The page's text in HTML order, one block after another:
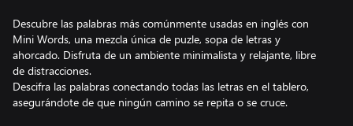
Descubre las palabras más comúnmente usadas en inglés con
Mini Words, una mezcla única de puzle, sopa de letras y
ahorcado. Disfruta de un ambiente minimalista y relajante, libre
de distracciones.
Descifra las palabras conectando todas las letras en el tablero,
asegurándote de que ningún camino se repita o se cruce.